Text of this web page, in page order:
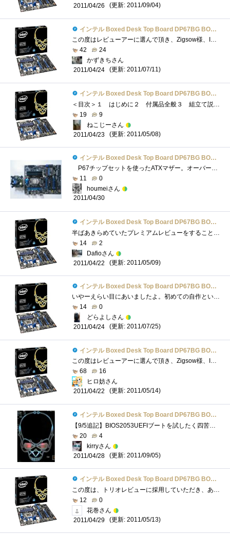
2011/04/26
(更新: 2011/09/04)
インテル Boxed Desk Top Board DP67BG BOXDP67BGB3
この度はレビューアーに選んで頂き、Zigsow様、Intel様ありがとうございました。私自身パーツ組みからは自作機２台目となるため、初心者目線での...
42
24
かずきちさん
2011/04/24
(更新: 2011/07/11)
インテル Boxed Desk Top Board DP67BG BOXDP67BGB3
＜目次＞１ はじめに２ 付属品全般３ 組立て説明書は図が中心！（親切ポイントその1）４ マザーボード設計者の配慮が分かる（親切ポイン�...
19
9
ねこじーさん
2011/04/23
(更新: 2011/05/08)
インテル Boxed Desk Top Board DP67BG BOXDP67BGB3
P67チップセットを使ったATXマザー。オーバークロック前提の仕様で、CPUが内蔵するビデオ回路は使用しない(足を引っ張るため)。こりゃちょっと...
11
0
houmeiさん
2011/04/30
インテル Boxed Desk Top Board DP67BG BOXDP67BGB3
半ばあきらめていたプレミアムレビューをすることになりました。諦めずに、もちものを登録してきた甲斐がありました。今日(4/22)、届いたので�...
14
2
Dafioさん
2011/04/22
(更新: 2011/05/09)
インテル Boxed Desk Top Board DP67BG BOXDP67BGB3
いやーえらい目にあいましたよ。初めての自作というのがこんなに大変だったとは・・・。いや、たぶん大変なはずないんです。これはOSがいけな...
14
0
どらよしさん
2011/04/24
(更新: 2011/07/25)
インテル Boxed Desk Top Board DP67BG BOXDP67BGB3
この度はレビューアーに選んで頂き、Zigsow様、Intel様ありがとうございました。それでは、早速レビューしていきたいと思います。パッケージ外見...
68
16
ヒロ妨さん
2011/04/22
(更新: 2011/05/14)
インテル Boxed Desk Top Board DP67BG BOXDP67BGB3
【9/5追記】BIOS2053UEFIブートを試したく四苦八苦しながらチャレンジしましたデスクトップ表示までの時間UEFIGPTブート 起動時間 26秒BIOSMBRブート�...
20
4
kirryさん
2011/04/28
(更新: 2011/09/05)
インテル Boxed Desk Top Board DP67BG BOXDP67BGB3
この度は、トリオレビューに採用していただき、ありがとうございまいした！高価なマザーボードを頂きまして、本当に感謝しております！ずっ�...
12
0
花巻さん
2011/04/29
(更新: 2011/05/13)